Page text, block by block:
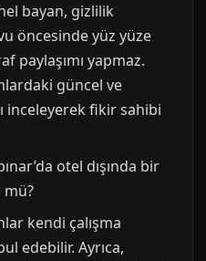
bayan, gizlilik
öncesinde yüz yüze
paylaşımı yapmaz.
güncel ve
inceleyerek fikir sahibi
otel dışında bir
kendi çalışma
edebilir. Ayrıca,